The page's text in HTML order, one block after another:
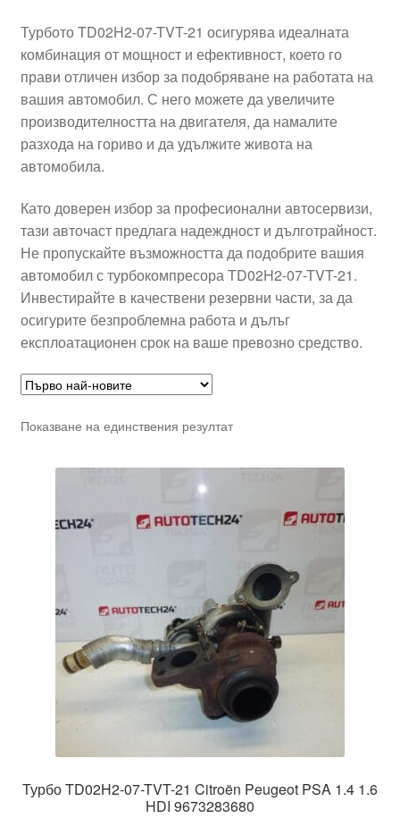
Политика за поверителност
Правила и условия
Процедура за рекламации
Транспорт
Турбото TD02H2-07-TVT-21 осигурява идеалната
комбинация от мощност и ефективност, което го
прави отличен избор за подобряване на работата на
вашия автомобил. С него можете да увеличите
производителността на двигателя, да намалите
разхода на гориво и да удължите живота на
автомобила.
Като доверен избор за професионални автосервизи,
тази авточаст предлага надеждност и дълготрайност.
Не пропускайте възможността да подобрите вашия
автомобил с турбокомпресора TD02H2-07-TVT-21.
Инвестирайте в качествени резервни части, за да
осигурите безпроблемна работа и дълъг
експлоатационен срок на ваше превозно средство.
Показване на единствения резултат
Турбо TD02H2-07-TVT-21 Citroën Peugeot PSA 1.4 1.6
HDI 9673283680